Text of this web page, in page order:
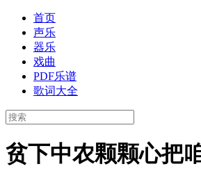
首页
声乐
器乐
戏曲
PDF乐谱
歌词大全
贫下中农颗颗心把